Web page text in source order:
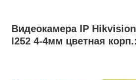
Видеокамера IP
I252 4-4мм цветная